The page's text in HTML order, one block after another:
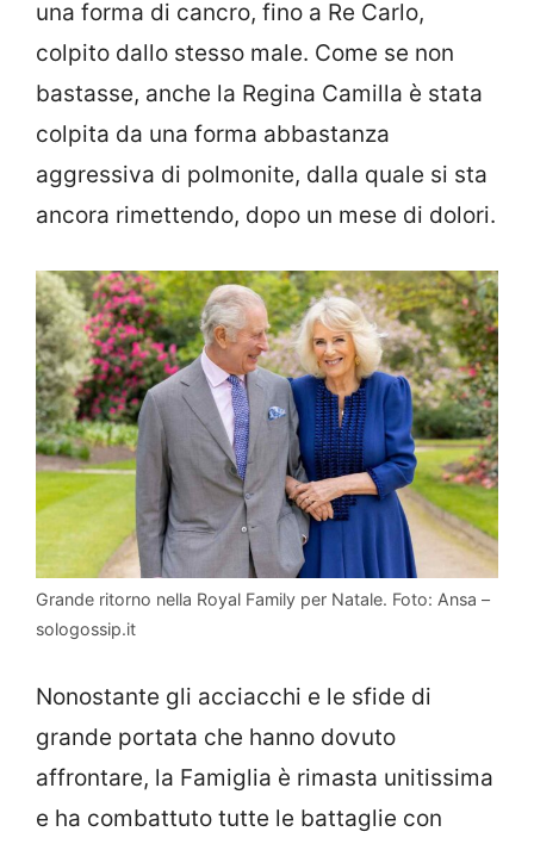
una forma di cancro, fino a Re Carlo,
colpito dallo stesso male. Come se non
bastasse, anche la Regina Camilla è stata
colpita da una forma abbastanza
aggressiva di polmonite, dalla quale si sta
ancora rimettendo, dopo un mese di dolori.
Grande ritorno nella Royal Family per Natale. Foto: Ansa –
sologossip.it
Nonostante gli acciacchi e le sfide di
grande portata che hanno dovuto
affrontare, la Famiglia è rimasta unitissima
e ha combattuto tutte le battaglie con